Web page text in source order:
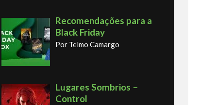
Recomendações para a
Black Friday
Por Telmo Camargo
Lugares Sombrios –
Control